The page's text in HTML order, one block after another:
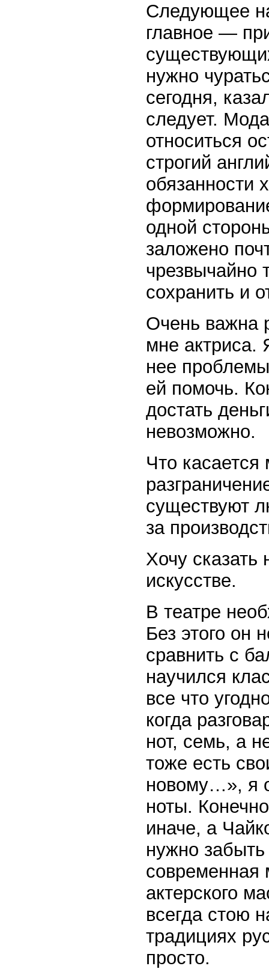
Следующее
главное —
нужно
сегодня,
следует.
относиться
строгий
обязанности
одной
заложено
чрезвычайно
сохранить и
Очень важна
мне актриса.
нее
ей помочь.
достать
невозможно.
Что касается
существуют
за
Хочу
искусстве.
В театре
Без этого он
сравнить с
научился
все что
когда
нот, семь, а
тоже есть
новому…», я
ноты.
иначе, а
нужно забыть
современная
актерского
всегда стою
традициях
просто.